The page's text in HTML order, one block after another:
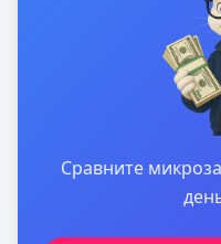
Сравните